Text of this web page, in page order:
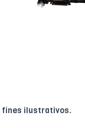
fines ilustrativos.